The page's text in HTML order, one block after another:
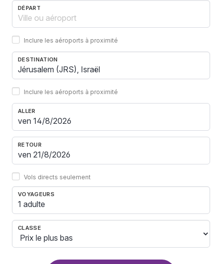
DÉPART
Inclure les aéroports à proximité
DESTINATION
Inclure les aéroports à proximité
ALLER
RETOUR
Vols directs seulement
VOYAGEURS
1 adulte
CLASSE